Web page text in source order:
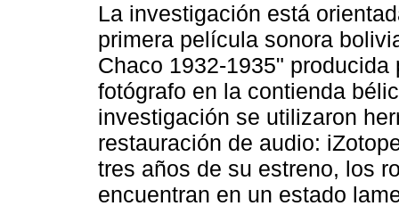
La investigación está
primera película sonora
Chaco 1932-1935"
fotógrafo en la contienda
investigación se utilizaron
restauración de audio:
tres años de su estreno, los
encuentran en un estado